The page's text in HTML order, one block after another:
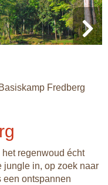
Basiskamp Fredberg
regenwoud écht
jungle in, op zoek naar
een ontspannen